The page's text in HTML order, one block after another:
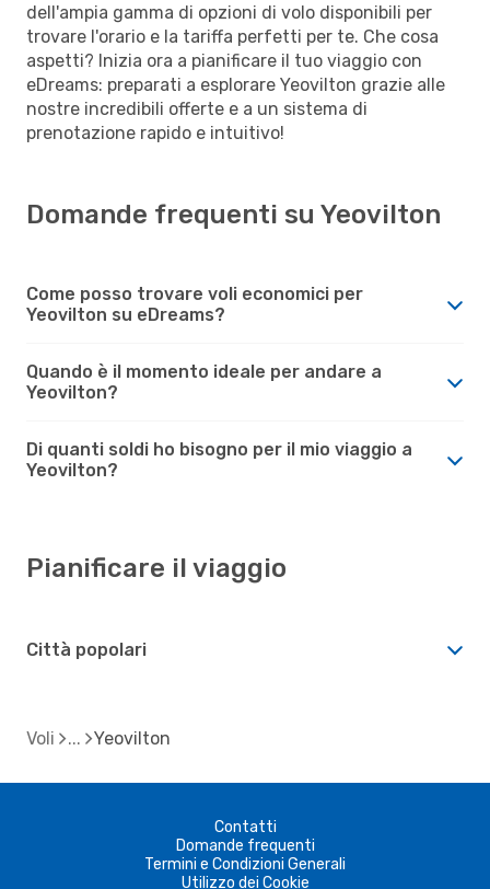
dell'ampia gamma di opzioni di volo disponibili per
trovare l'orario e la tariffa perfetti per te. Che cosa
aspetti? Inizia ora a pianificare il tuo viaggio con
eDreams: preparati a esplorare Yeovilton grazie alle
nostre incredibili offerte e a un sistema di
prenotazione rapido e intuitivo!
Domande frequenti su Yeovilton
Come posso trovare voli economici per
Yeovilton su eDreams?
Quando è il momento ideale per andare a
Yeovilton?
Di quanti soldi ho bisogno per il mio viaggio a
Yeovilton?
Pianificare il viaggio
Città popolari
Voli Yeovilton
Contatti
Domande frequenti
Termini e Condizioni Generali
Utilizzo dei Cookie